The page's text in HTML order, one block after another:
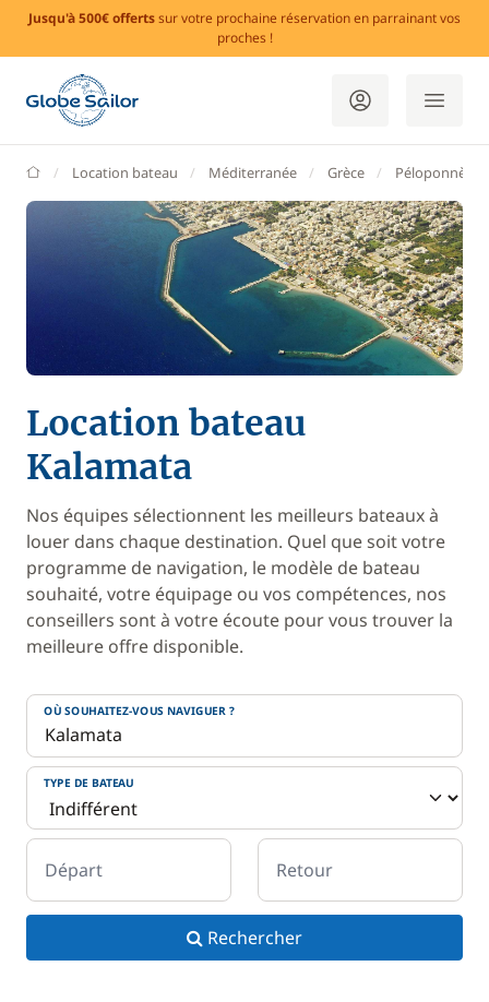
Jusqu'à 500€ offertssur votre prochaine réservation en parrainant vos
proches !
GlobeSailor
Location bateau Méditerranée Grèce Péloponnèse
Location bateau
Kalamata
Nos équipes sélectionnent les meilleurs bateaux à
louer dans chaque destination. Quel que soit votre
programme de navigation, le modèle de bateau
souhaité, votre équipage ou vos compétences, nos
conseillers sont à votre écoute pour vous trouver la
meilleure offre disponible.
OÙ SOUHAITEZ-VOUS NAVIGUER ?
TYPE DE BATEAU
Départ Retour
Rechercher